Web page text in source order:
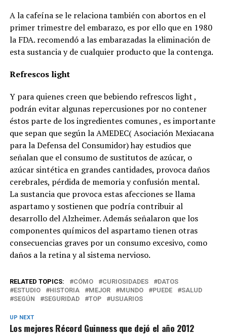
A la cafeína se le relaciona también con abortos en el
primer trimestre del embarazo, es por ello que en 1980
la FDA. recomendó a las embarazadas la eliminación de
esta sustancia y de cualquier producto que la contenga.
Refrescos light
Y para quienes creen que bebiendo refrescos light ,
podrán evitar algunas repercusiones por no contener
éstos parte de los ingredientes comunes , es importante
que sepan que según la AMEDEC( Asociación Mexiacana
para la Defensa del Consumidor) hay estudios que
señalan que el consumo de sustitutos de azúcar, o
azúcar sintética en grandes cantidades, provoca daños
cerebrales, pérdida de memoria y confusión mental.
La sustancia que provoca estas afecciones se llama
aspartamo y sostienen que podría contribuir al
desarrollo del Alzheimer. Además señalaron que los
componentes químicos del aspartamo tienen otras
consecuencias graves por un consumo excesivo, como
daños a la retina y al sistema nervioso.
RELATED TOPICS: CÓMO CURIOSIDADES
DATOS
ESTUDIO
HISTORIA MEJOR MUNDO PUEDE
SALUD
SEGÚN
SEGURIDAD TOP USUARIOS
UP NEXT
Los mejores Récord Guinness que dejó el año 2012